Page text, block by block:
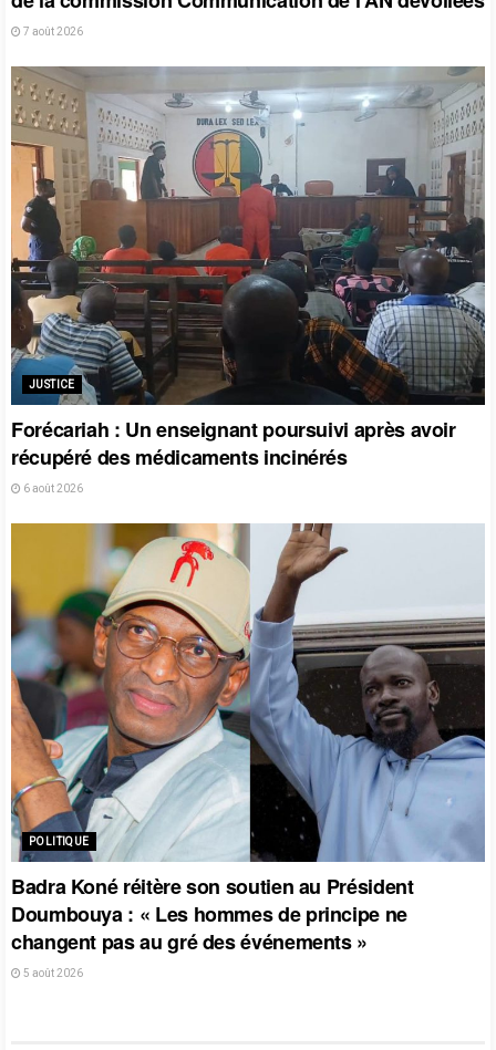
7 août 2026
JUSTICE
Forécariah : Un enseignant poursuivi après avoir
récupéré des médicaments incinérés
6 août 2026
POLITIQUE
Badra Koné réitère son soutien au Président
Doumbouya : « Les hommes de principe ne
changent pas au gré des événements »
5 août 2026